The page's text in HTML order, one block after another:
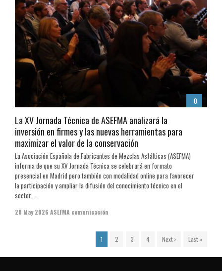
0
La XV Jornada Técnica de ASEFMA analizará la
inversión en firmes y las nuevas herramientas para
maximizar el valor de la conservación
La Asociación Española de Fabricantes de Mezclas Asfálticas (ASEFMA)
informa de que su XV Jornada Técnica se celebrará en formato
presencial en Madrid pero también con modalidad online para favorecer
la participación y ampliar la difusión del conocimiento técnico en el
sector....
20 May 2026 ASEFMA comunicación
1 2 3 4 Next › Last »